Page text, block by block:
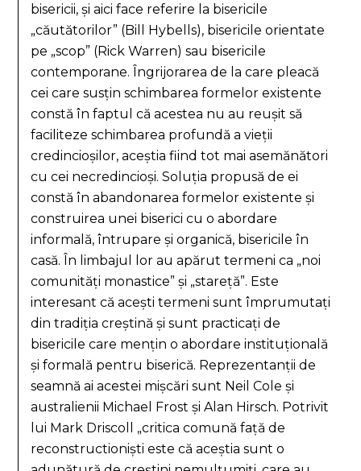
bisericii, și aici face referire la bisericile
„căutătorilor” (Bill Hybells), bisericile orientate
pe „scop” (Rick Warren) sau bisericile
contemporane. Îngrijorarea de la care pleacă
cei care susțin schimbarea formelor existente
constă în faptul că acestea nu au reușit să
faciliteze schimbarea profundă a vieții
credincioșilor, aceștia fiind tot mai asemănători
cu cei necredincioși. Soluția propusă de ei
constă în abandonarea formelor existente și
construirea unei biserici cu o abordare
informală, întrupare și organică, bisericile în
casă. În limbajul lor au apărut termeni ca „noi
comunități monastice” și „stareță”. Este
interesant că acești termeni sunt împrumutați
din tradiția creștină și sunt practicați de
bisericile care mențin o abordare instituțională
și formală pentru biserică. Reprezentanții de
seamnă ai acestei mișcări sunt Neil Cole și
australienii Michael Frost și Alan Hirsch. Potrivit
lui Mark Driscoll „critica comună față de
reconstructioniști este că aceștia sunt o